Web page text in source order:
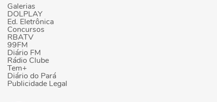
Galerias
DOLPLAY
Ed. Eletrônica
Concursos
RBATV
99FM
Diário FM
Rádio Clube
Tem+
Diário do Pará
Publicidade Legal